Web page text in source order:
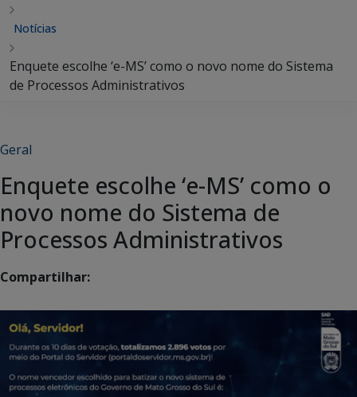
Notícias
Enquete escolhe ‘e-MS’ como o novo nome do Sistema
de Processos Administrativos
Geral
Enquete escolhe ‘e-MS’ como o
novo nome do Sistema de
Processos Administrativos
Compartilhar: